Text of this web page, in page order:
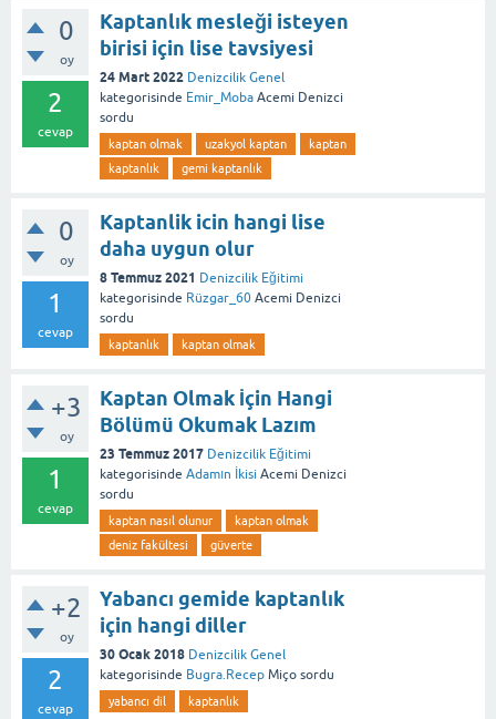
0
oy
2
cevap
Kaptanlık mesleği isteyen
birisi için lise tavsiyesi
24 Mart 2022 Denizcilik Genel
kategorisinde Emir_Moba Acemi Denizci
sordu
kaptan olmak uzakyol kaptan
kaptan
kaptanlık
gemi kaptanlık
0
oy
1
cevap
Kaptanlik icin hangi lise
daha uygun olur
8 Temmuz 2021 Denizcilik Eğitimi
kategorisinde Rüzgar_60 Acemi Denizci
sordu
kaptanlık kaptan olmak
+3
oy
1
cevap
Kaptan Olmak İçin Hangi
Bölümü Okumak Lazım
23 Temmuz 2017 Denizcilik Eğitimi
kategorisinde Adamın İkisi Acemi Denizci
sordu
kaptan nasıl olunur
kaptan olmak
deniz fakültesi
güverte
+2
oy
2
cevap
Yabancı gemide kaptanlık
için hangi diller
30 Ocak 2018 Denizcilik Genel
kategorisinde Bugra.Recep Miço sordu
yabancı dil kaptanlık